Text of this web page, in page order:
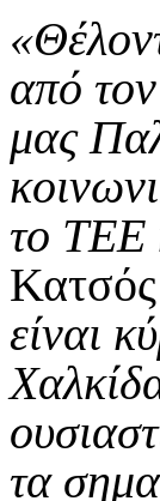
από
μας
το ΤΕΕ
Κατσός
είναι
τα